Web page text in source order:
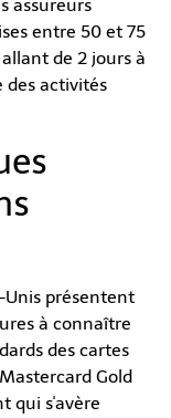
assureurs
entre 50 et 75
de 2 jours à
des activités
Unis présentent
à connaître
des cartes
Gold
qui s'avère